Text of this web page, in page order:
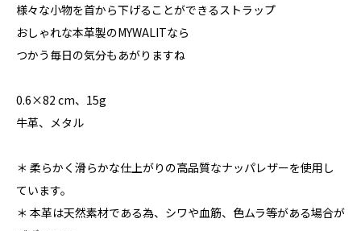
様々な小物を首から下げることができるストラップ
おしゃれな本革製のMYWALITなら
つかう毎日の気分もあがりますね
0.6×82 cm、15g
牛革、メタル
＊ 柔らかく滑らかな仕上がりの高品質なナッパレザーを使用し
ています。
＊ 本革は天然素材である為、シワや血筋、色ムラ等がある場合が